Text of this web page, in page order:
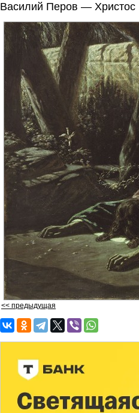
Василий Перов — Христос
<< предыдущая